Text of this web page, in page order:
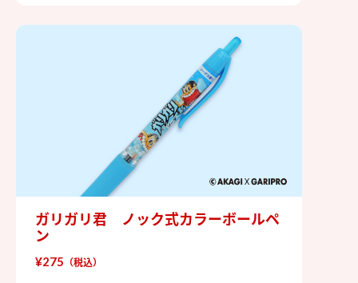
ガリガリ君 ノック式カラーボール
ペン
ガリガリ君 ノック式カラーボールペ
ン
¥275 （税込）